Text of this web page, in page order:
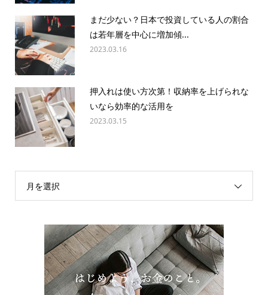
まだ少ない？日本で投資している人の割合
は若年層を中心に増加傾...
2023.03.16
押入れは使い方次第！収納率を上げられな
いなら効率的な活用を
2023.03.15
月を選択